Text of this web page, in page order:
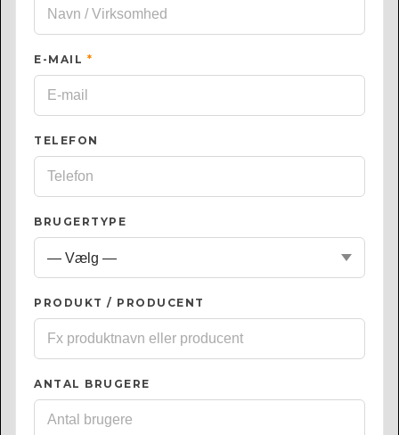
E-MAIL *
TELEFON
BRUGERTYPE
PRODUKT / PRODUCENT
ANTAL BRUGERE